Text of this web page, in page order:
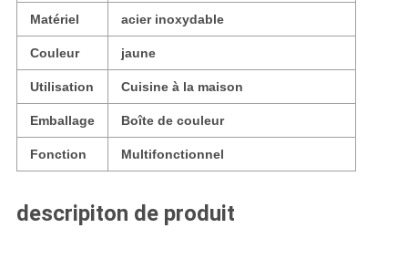
Matériel acier inoxydable
Couleur jaune
Utilisation Cuisine à la maison
Emballage Boîte de couleur
Fonction Multifonctionnel
descripiton de produit